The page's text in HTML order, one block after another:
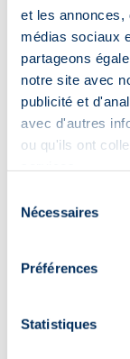
et les annonces,
médias sociaux
partageons
notre site avec
publicité et
avec d'autres
ou qu'ils ont
Nécessaires
Préférences
Statistiques
Articles
Parole d’expert :
Geniets
Pour vous tenir au
d’emploi et autres
reste de notre